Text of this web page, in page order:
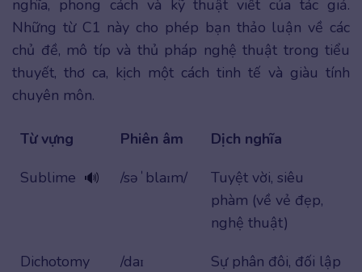
nghĩa, phong cách và kỹ thuật viết của tác giả.
Những từ C1 này cho phép bạn thảo luận về các
chủ đề, mô típ và thủ pháp nghệ thuật trong tiểu
thuyết, thơ ca, kịch một cách tinh tế và giàu tính
chuyên môn.
Từ vựng Phiên âm
Dịch nghĩa
Sublime 🔊 /səˈblaɪm/
Tuyệt vời, siêu
phàm (về vẻ đẹp,
nghệ thuật)
Dichotomy
/daɪ
Sự phân đôi, đối lập